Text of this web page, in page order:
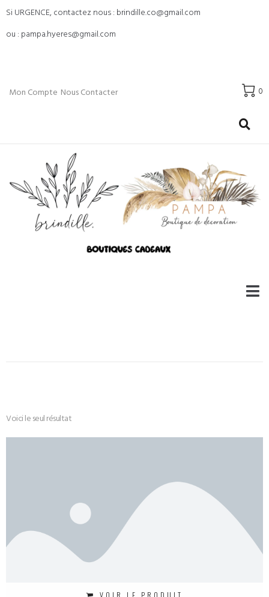
Si URGENCE, contactez nous : brindille.co@gmail.com
ou : pampa.hyeres@gmail.com
Mon Compte Nous Contacter 0
Voici le seul résultat